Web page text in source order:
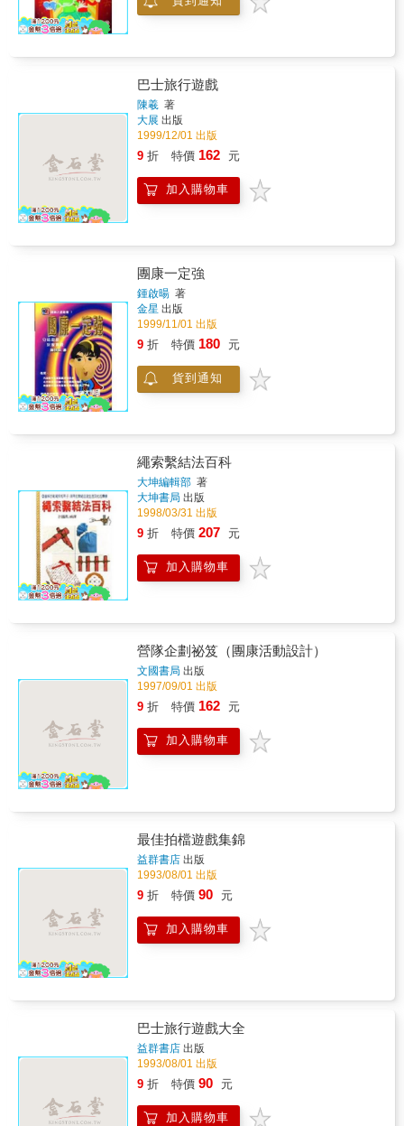
巴士旅行遊戲
陳羲 著
大展 出版
1999/12/01 出版
9 折 特價 162 元
加入購物車
團康一定強
鍾啟暘 著
金星 出版
1999/11/01 出版
9 折 特價 180 元
貨到通知
繩索繫結法百科
大坤編輯部 著
大坤書局 出版
1998/03/31 出版
9 折 特價 207 元
加入購物車
營隊企劃祕笈（團康活動設計）
文國書局 出版
1997/09/01 出版
9 折 特價 162 元
加入購物車
最佳拍檔遊戲集錦
益群書店 出版
1993/08/01 出版
9 折 特價 90 元
加入購物車
巴士旅行遊戲大全
益群書店 出版
1993/08/01 出版
9 折 特價 90 元
加入購物車